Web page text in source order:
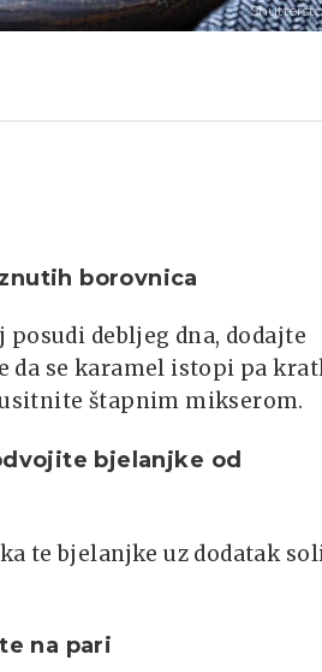
borovnica
debljeg dna, dodajte
da se karamel istopi pa
štapnim mikserom.
bjelanjke od
te bjelanjke uz dodatak
na pari